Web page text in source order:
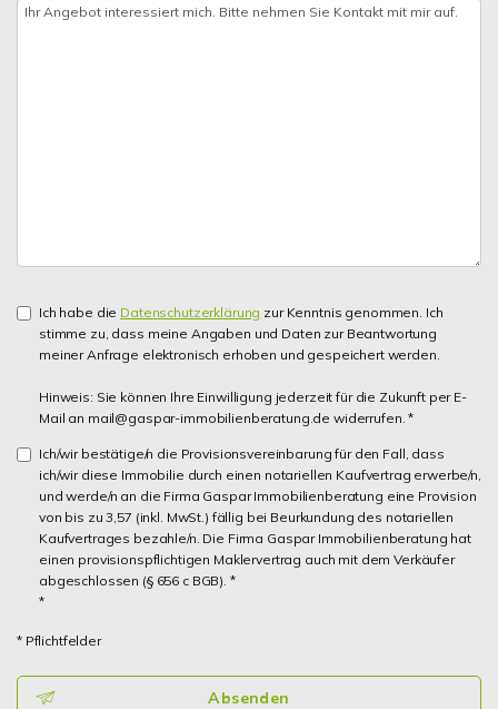
Ich habe die Datenschutzerklärung zur Kenntnis genommen. Ich
stimme zu, dass meine Angaben und Daten zur Beantwortung
meiner Anfrage elektronisch erhoben und gespeichert werden.
Hinweis: Sie können Ihre Einwilligung jederzeit für die Zukunft per E-
Mail an mail@gaspar-immobilienberatung.de widerrufen. *
Ich/wir bestätige/n die Provisionsvereinbarung für den Fall, dass
ich/wir diese Immobilie durch einen notariellen Kaufvertrag erwerbe/n,
und werde/n an die Firma Gaspar Immobilienberatung eine Provision
von bis zu 3,57 (inkl. MwSt.) fällig bei Beurkundung des notariellen
Kaufvertrages bezahle/n. Die Firma Gaspar Immobilienberatung hat
einen provisionspflichtigen Maklervertrag auch mit dem Verkäufer
abgeschlossen (§ 656 c BGB). *
*
* Pflichtfelder
Absenden